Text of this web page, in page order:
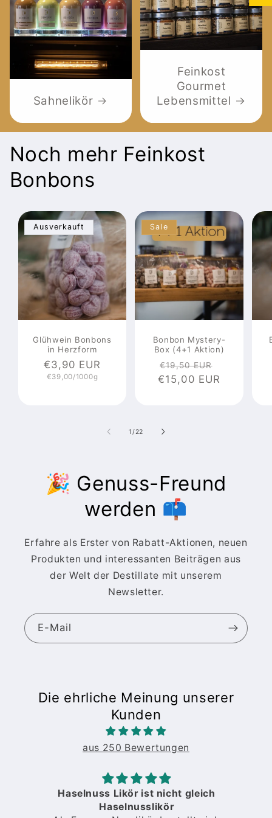
Sahnelikör
Feinkost
Gourmet
Lebensmittel
Noch mehr Feinkost
Bonbons
Ausverkauft
Glühwein Bonbons
in Herzform
Normaler
Preis
€3,90 EUR
Grundpreis
€39,00/1000g
Sale
Bonbon Mystery-
Box (4+1 Aktion)
Normaler
Preis
€19,50 EUR
€15,00 EUR
1/von
22
🎉 Genuss-Freund
werden 📫
Erfahre als Erster von Rabatt-Aktionen, neuen
Produkten und interessanten Beiträgen aus
der Welt der Destillate mit unserem
Newsletter.
E-Mail
Die ehrliche Meinung unserer
Kunden
aus 250 Bewertungen
Haselnuss Likör ist nicht gleich
Haselnusslikör